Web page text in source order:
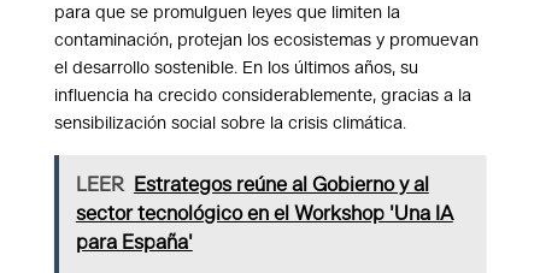
para que se promulguen leyes que limiten la
contaminación, protejan los ecosistemas y promuevan
el desarrollo sostenible. En los últimos años, su
influencia ha crecido considerablemente, gracias a la
sensibilización social sobre la crisis climática.
LEER Estrategos reúne al Gobierno y al
sector tecnológico en el Workshop 'Una IA
para España'